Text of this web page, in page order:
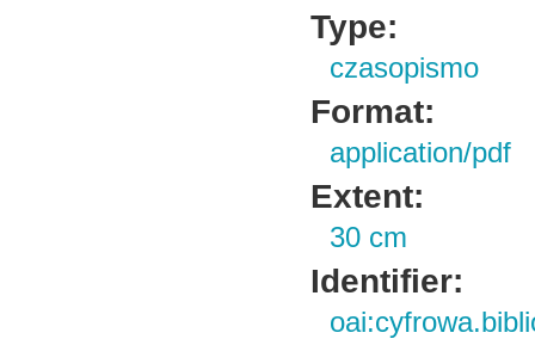
Type:
czasopismo
Format:
application/pdf
Extent:
30 cm
Identifier: